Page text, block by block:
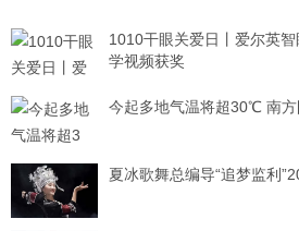
1010干眼关爱日丨爱尔英
学视频获奖
今起多地气温将超30℃ 南
夏冰歌舞总编导“追梦监利